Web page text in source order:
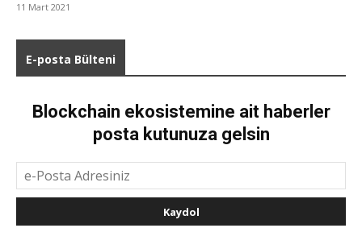
11 Mart 2021
E-posta Bülteni
Blockchain ekosistemine ait haberler
posta kutunuza gelsin